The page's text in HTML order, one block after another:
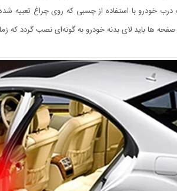
درب خودرو با استفاده از چسبی که روی چراغ
ها باید لای بدنه خودرو به گونه‌ای نصب گردد که